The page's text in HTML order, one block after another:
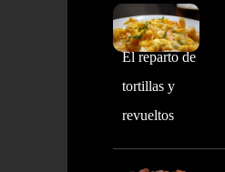
El reparto de
tortillas y
revueltos